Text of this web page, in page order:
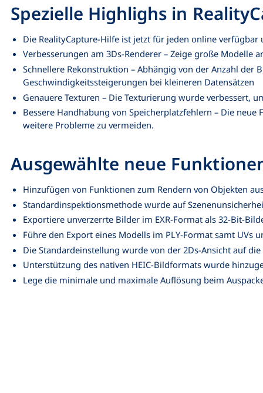
Spezielle Highlighs in
Die RealityCapture-Hilfe ist jetzt für jeden online
Verbesserungen am 3Ds-Renderer – Zeige große Modelle
Schnellere Rekonstruktion – Abhängig von der Anzahl
Geschwindigkeitssteigerungen bei kleineren Datensätzen
Genauere Texturen – Die Texturierung wurde verbessert,
Bessere Handhabung von Speicherplatzfehlern – Die
weitere Probleme zu vermeiden.
Ausgewählte neue
Hinzufügen von Funktionen zum Rendern von Objekten
Standardinspektionsmethode wurde auf
Exportiere unverzerrte Bilder im EXR-Format als 32-Bit-
Führe den Export eines Modells im PLY-Format samt UVs
Die Standardeinstellung wurde von der 2Ds-Ansicht auf
Unterstützung des nativen HEIC-Bildformats wurde
Lege die minimale und maximale Auflösung beim